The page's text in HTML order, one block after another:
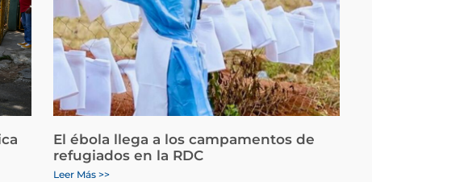
El ébola llega a los campamentos de
refugiados en la RDC
Leer Más >>